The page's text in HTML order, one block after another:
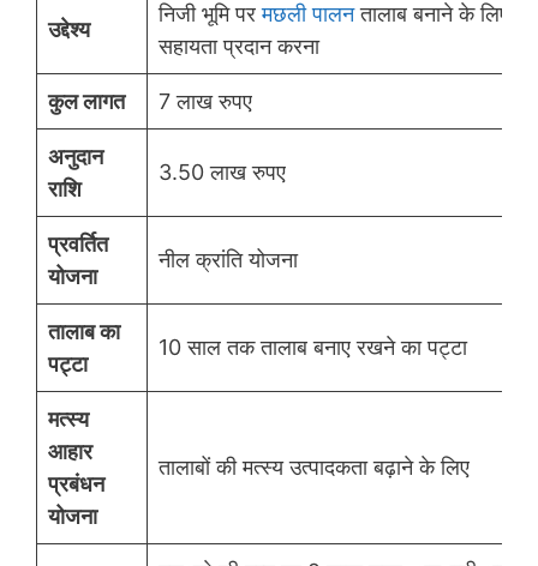
उद्देश्य
निजी भूमि परमछली पालनतालाब बनाने के लिए
सहायता प्रदान करना
कुल लागत 7 लाख रुपए
अनुदान
राशि
3.50 लाख रुपए
प्रवर्तित
योजना
नील क्रांति योजना
तालाब का
पट्टा
10 साल तक तालाब बनाए रखने का पट्टा
मत्स्य
आहार
प्रबंधन
योजना
तालाबों की मत्स्य उत्पादकता बढ़ाने के लिए